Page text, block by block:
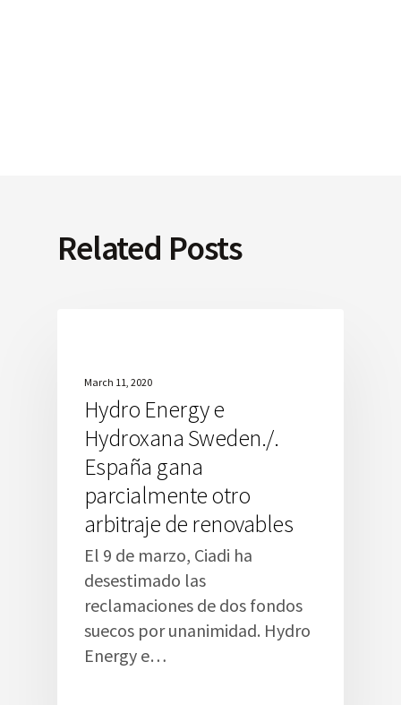
Related Posts
March 11, 2020
Hydro Energy e
Hydroxana Sweden./.
España gana
parcialmente otro
arbitraje de renovables
El 9 de marzo, Ciadi ha
desestimado las
reclamaciones de dos fondos
suecos por unanimidad. Hydro
Energy e…